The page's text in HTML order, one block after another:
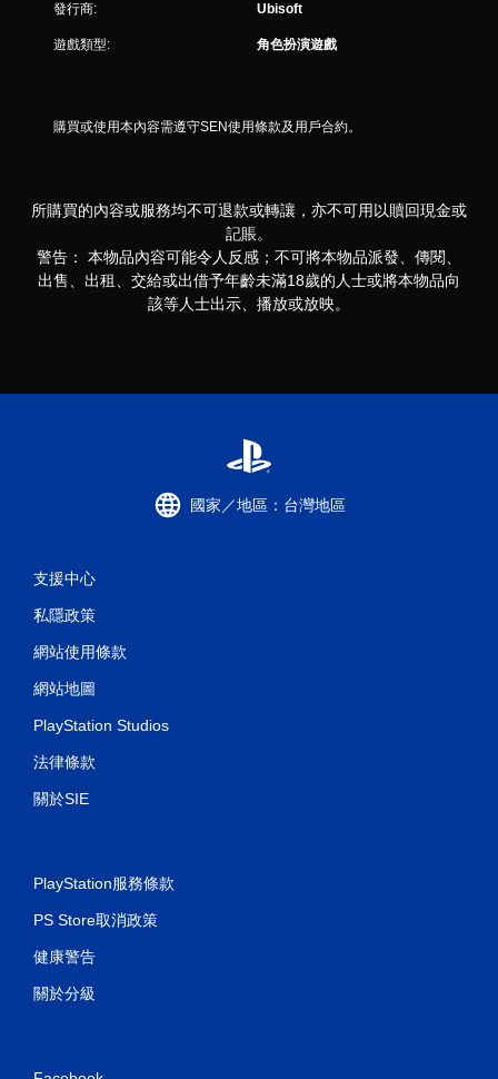
發行商: Ubisoft
遊戲類型: 角色扮演遊戲
購買或使用本內容需遵守SEN使用條款及用戶合約。
所購買的內容或服務均不可退款或轉讓，亦不可用以贖回現金或
記賬。
警告： 本物品內容可能令人反感；不可將本物品派發、傳閱、
出售、出租、交給或出借予年齡未滿18歲的人士或將本物品向
該等人士出示、播放或放映。
國家／地區：台灣地區
支援中心
私隱政策
網站使用條款
網站地圖
PlayStation Studios
法律條款
關於SIE
PlayStation服務條款
PS Store取消政策
健康警告
關於分級